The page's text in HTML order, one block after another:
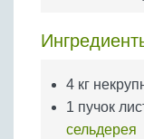
Яйца
4 кг
1 пучок
сельдерея